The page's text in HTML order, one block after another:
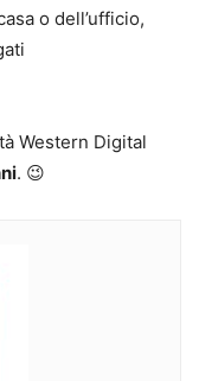
o dell’ufficio,
Western Digital
. 😉